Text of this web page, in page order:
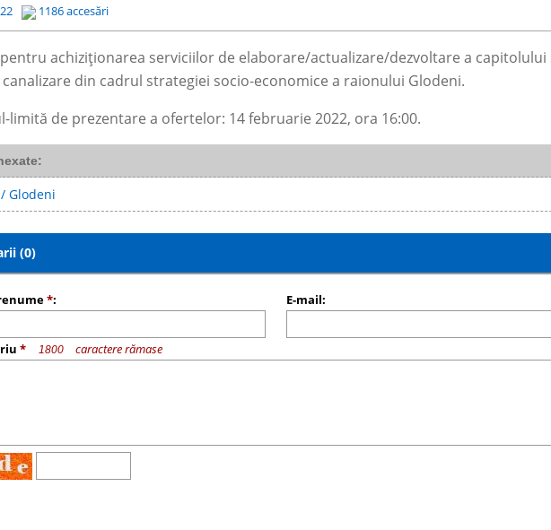
1186 accesări
achiziționarea serviciilor de elaborare/actualizare/dezvoltare a
canalizare din cadrul strategiei socio-economice a raionului Glodeni.
limită de prezentare a ofertelor: 14 februarie 2022, ora 16:00.
Glodeni
(0)
*: E-mail:
* caractere rămase